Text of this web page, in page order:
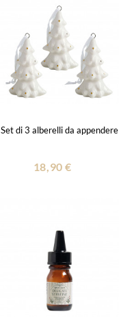
Set di 3 alberelli da appendere
18,90 €